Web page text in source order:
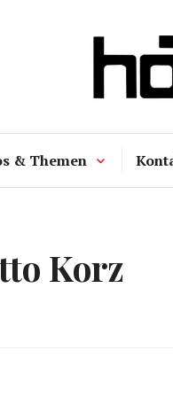
& Themen
Korz